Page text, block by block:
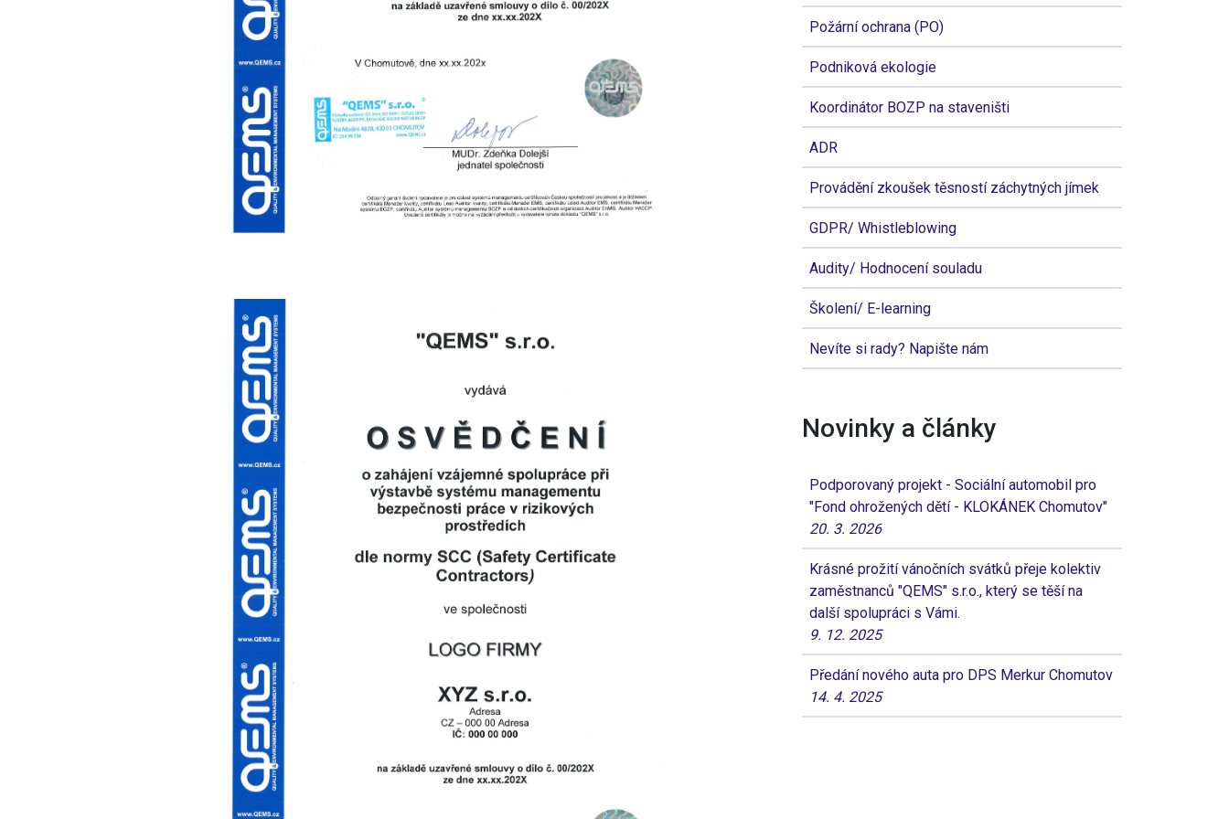
Požární ochrana (PO)
Podniková ekologie
Koordinátor BOZP na staveništi
ADR
Provádění zkoušek těsností záchytných jímek
GDPR/ Whistleblowing
Audity/ Hodnocení souladu
Školení/ E-learning
Nevíte si rady? Napište nám
Novinky a články
Podporovaný projekt - Sociální automobil pro
"Fond ohrožených dětí - KLOKÁNEK Chomutov"
20. 3. 2026
Krásné prožití vánočních svátků přeje kolektiv
zaměstnanců "QEMS" s.r.o., který se těší na
další spolupráci s Vámi.
9. 12. 2025
Předání nového auta pro DPS Merkur Chomutov
14. 4. 2025